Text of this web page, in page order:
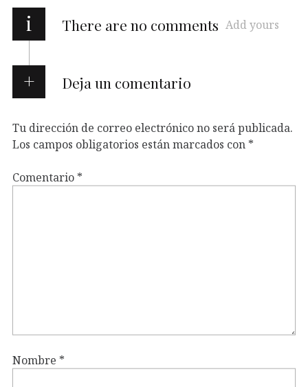
i There are no comments Add yours
Deja un comentario
Tu dirección de correo electrónico no será publicada.
Los campos obligatorios están marcados con *
Comentario *
Nombre *